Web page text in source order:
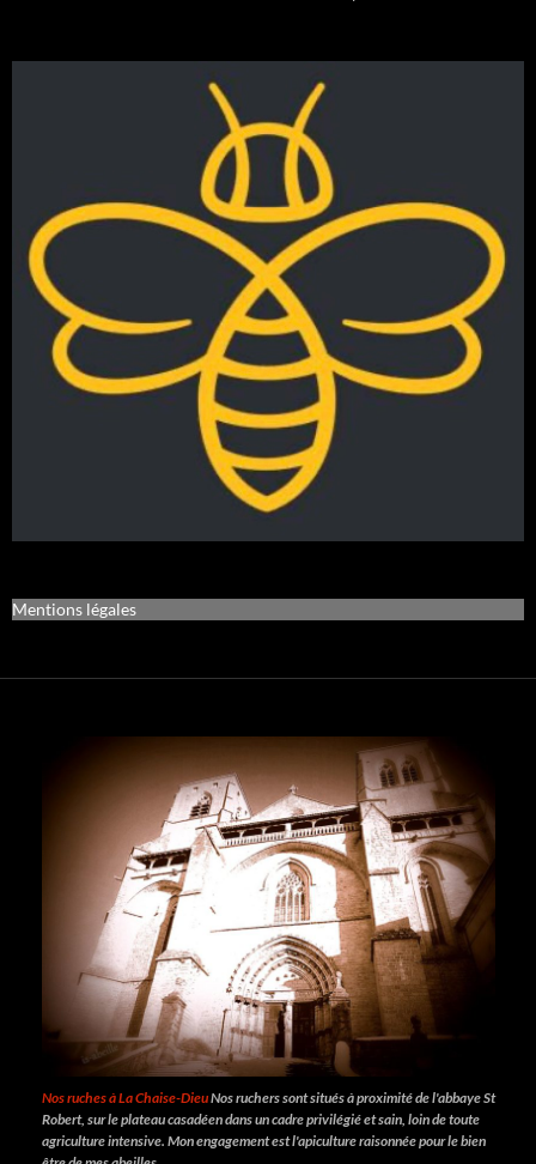
Mentions légales
Nos ruches à La Chaise-DieuNos ruchers sont situés à proximité de l'abbaye St
Robert, sur le plateau casadéen dans un cadre privilégié et sain, loin de toute
agriculture intensive. Mon engagement est l'apiculture raisonnée pour le bien